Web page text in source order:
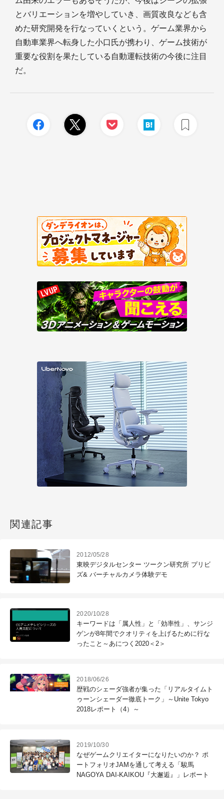
とバリエーションを増やしていき、画質改良なども含
めた研究開発を行なっていくという。ゲーム業界から
自動車業界へ転身した小口氏が携わり、ゲーム技術が
重要な役割を果たしている自動運転技術の今後に注目
だ。
関連記事
2012/05/28
東映デジタルセンター ツークン研究所 プリビ
ズ& バーチャルカメラ体験デモ
2020/10/28
キーワードは「属人性」と「効率性」、サンジ
ゲンが8年間でクオリティを上げるために行な
ったこと～あにつく2020＜2＞
2018/06/26
歴戦のシェーダ強者が集った「リアルタイムト
ゥーンシェーダー徹底トーク」～Unite Tokyo
2018レポート（4）～
2019/10/30
なぜゲームクリエイターになりたいのか？ ポ
ートフォリオJAMを通して考える「駿馬
NAGOYA DAI-KAIKOU『大邂逅』」レポート